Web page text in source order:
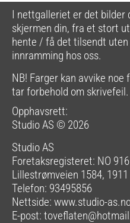
I nettgalleriet er det bilder
skjermen din, fra et stort
hente / få det tilsendt
innramming hos oss.
NB! Farger kan avvike
tar forbehold om skrivefeil.
Opphavsrett:
Studio AS © 2026
Studio AS
Foretaksregisteret: NO
Lillestrømveien 1584,
Telefon: 93495856
Nettside: www.studio-
E-post: